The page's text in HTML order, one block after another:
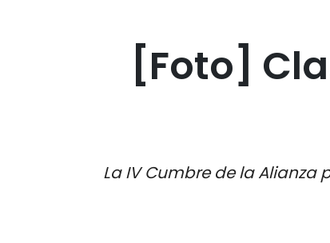
[Foto]
La IV Cumbre de la Alianza